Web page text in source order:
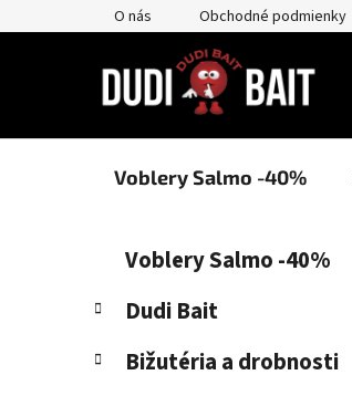
na
O nás Obchodné podmienky
Voblery Salmo -40%
č
ý
Preskočiť
kategórie
e
ó
Voblery Salmo -40%
Dudi Bait
Bižutéria a drobnosti